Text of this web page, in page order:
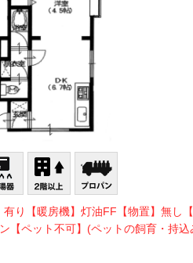
り【暖房機】灯油FF【物置】無し
【ペット不可】(ペットの飼育・持